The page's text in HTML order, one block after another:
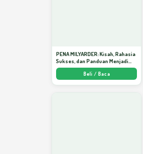
PENA MILYARDER: Kisah, Rahasia
Sukses, dan Panduan Menjadi
Penulis 1 Milyar di KBM App dari
Nol - Arda DinataBeli / Baca